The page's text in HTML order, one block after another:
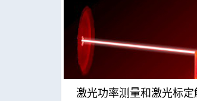
激光功率测量和激光标定